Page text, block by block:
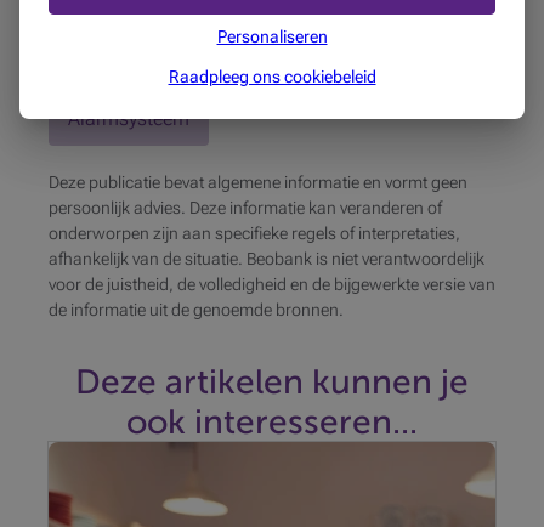
Gerelateerde producten
Alarmsysteem
Deze publicatie bevat algemene informatie en vormt geen
persoonlijk advies. Deze informatie kan veranderen of
onderworpen zijn aan specifieke regels of interpretaties,
afhankelijk van de situatie. Beobank is niet verantwoordelijk
voor de juistheid, de volledigheid en de bijgewerkte versie van
de informatie uit de genoemde bronnen.
Deze artikelen kunnen je
ook interesseren...
Inbraken, winkeldiefstal, fraude, … veel handelaars
verliezen flink wat geld door deze plagen. Om uw
zaak te beschermen gaat er niets boven preventieve
Personaliseren
Raadpleeg ons cookiebeleid